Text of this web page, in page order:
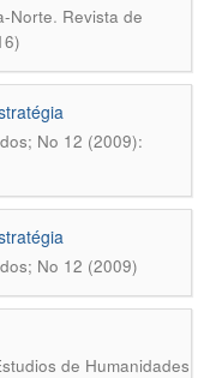
Norte. Revista de
No 12 (2009):
No 12 (2009)
de Humanidades